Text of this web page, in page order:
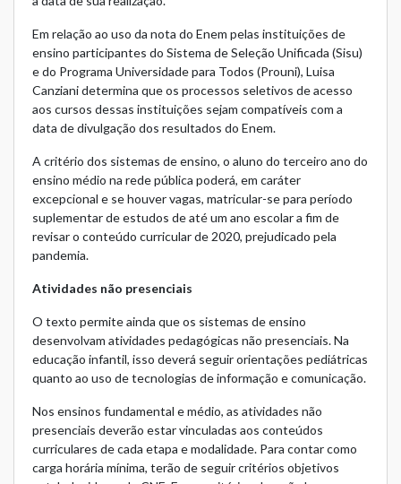
Em relação ao uso da nota do Enem pelas instituições de
ensino participantes do Sistema de Seleção Unificada (Sisu)
e do Programa Universidade para Todos (Prouni), Luisa
Canziani determina que os processos seletivos de acesso
aos cursos dessas instituições sejam compatíveis com a
data de divulgação dos resultados do Enem.
A critério dos sistemas de ensino, o aluno do terceiro ano do
ensino médio na rede pública poderá, em caráter
excepcional e se houver vagas, matricular-se para período
suplementar de estudos de até um ano escolar a fim de
revisar o conteúdo curricular de 2020, prejudicado pela
pandemia.
Atividades não presenciais
O texto permite ainda que os sistemas de ensino
desenvolvam atividades pedagógicas não presenciais. Na
educação infantil, isso deverá seguir orientações pediátricas
quanto ao uso de tecnologias de informação e comunicação.
Nos ensinos fundamental e médio, as atividades não
presenciais deverão estar vinculadas aos conteúdos
curriculares de cada etapa e modalidade. Para contar como
carga horária mínima, terão de seguir critérios objetivos